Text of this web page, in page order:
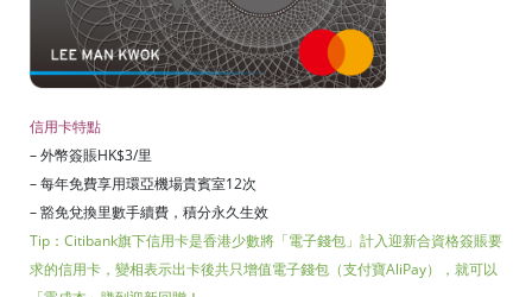
信用卡特點
– 外幣簽賬HK$3/里
– 每年免費享用環亞機場貴賓室12次
– 豁免兌換里數手續費，積分永久生效
Tip：Citibank旗下信用卡是香港少數將「電子錢包」計入迎新合資格簽賬要
求的信用卡，變相表示出卡後共只增值電子錢包（支付寶AliPay），就可以